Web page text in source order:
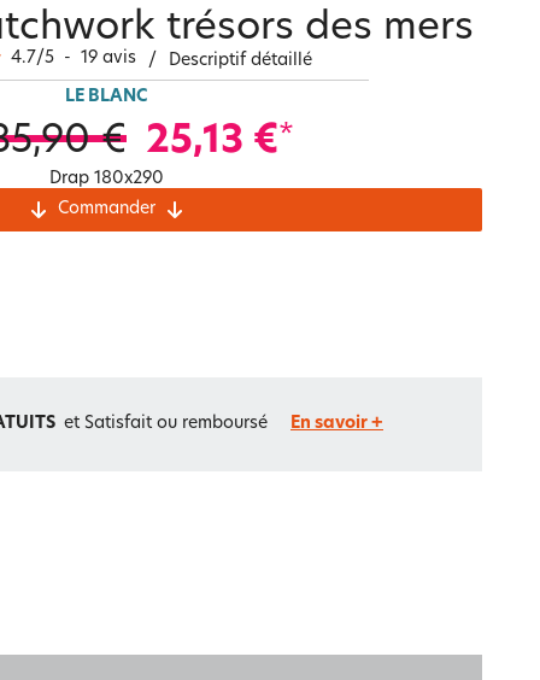
Carte cadeau
Notre marque Lauréat
trésors des mers
4.7/5 - 19 avis / Descriptif détaillé
LE BLANC
€ 25,13 €*
Drap 180x290
Commander
et Satisfait ou remboursé En savoir +